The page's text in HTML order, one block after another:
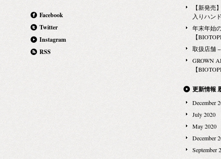
（税抜） ヘ
ル・ハンド
ハンド スプ
（税抜） 【
の季節にオ
フェイシャル
リペア クリ
洗顔料) 3.ブ
らに！
購入の方に
ミニボトル
Facebook
Twitter
Instagram
RSS
【新発売
入りハン
年末年始
【
取扱店舗
GROWN
【
更新情報
December
July 2020
May 2020
December
September